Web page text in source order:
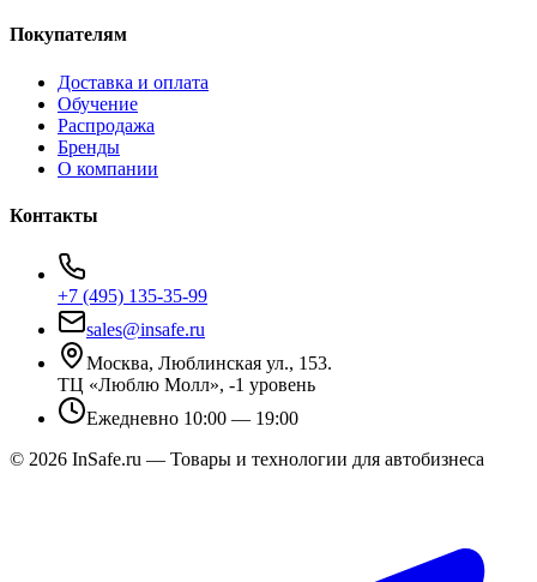
Покупателям
Доставка и оплата
Обучение
Распродажа
Бренды
О компании
Контакты
+7 (495) 135-35-99
sales@insafe.ru
Москва, Люблинская ул., 153.
ТЦ «Люблю Молл», -1 уровень
Ежедневно 10:00 — 19:00
© 2026 InSafe.ru — Товары и технологии для автобизнеса